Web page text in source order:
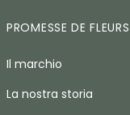
PROMESSE DE FLEURS
Il marchio
La nostra storia